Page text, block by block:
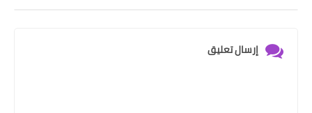
إرسال تعليق